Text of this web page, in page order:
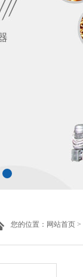
您的位置： 网站首页 >